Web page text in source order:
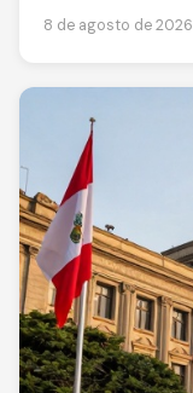
8 de agosto de 2026